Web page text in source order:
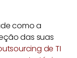
como a
das suas
de TI